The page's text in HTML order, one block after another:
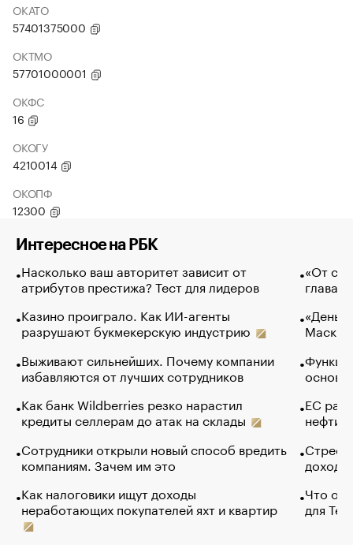
ОКАТО
57401375000
ОКТМО
57701000001
ОКФС
16
ОКОГУ
4210014
ОКОПФ
12300
Интересное на РБК
Насколько ваш авторитет зависит от
атрибутов престижа? Тест для лидеров
Казино проиграло. Как ИИ-агенты
разрушают букмекерскую индустрию
Выживают сильнейших. Почему компании
избавляются от лучших сотрудников
Как банк Wildberries резко нарастил
кредиты селлерам до атак на склады
Сотрудники открыли новый способ вредить
компаниям. Зачем им это
Как налоговики ищут доходы
неработающих покупателей яхт и квартир
«От
глава
Маск в
основ
ЕС
нефти
Что
для